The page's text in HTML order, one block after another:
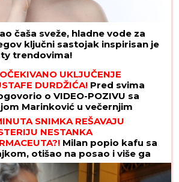
čaša sveže, hladne vode za
ključni sastojak inspirisan je
trendovima!
UKLJUČENJE
DURDŽIĆA! Pred svima
o VIDEO-POZIVU sa
Marinković u večernjim
"MEVLIDA JE LJUTA"
SNIMKA REŠAVAJU
NESTANKA
Milan popio kafu sa
otišao na posao i više ga
NIJE VIDEO: Supruzi je poslao
poruku (FOTO)